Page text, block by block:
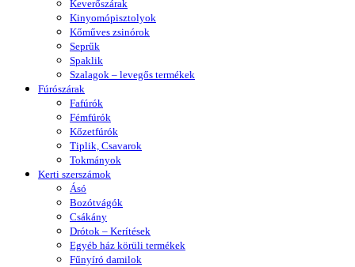
Keverőszárak
Kinyomópisztolyok
Kőműves zsinórok
Seprűk
Spaklik
Szalagok – levegős termékek
Fúrószárak
Fafúrók
Fémfúrók
Kőzetfúrók
Tiplik, Csavarok
Tokmányok
Kerti szerszámok
Ásó
Bozótvágók
Csákány
Drótok – Kerítések
Egyéb ház körüli termékek
Fűnyíró damilok